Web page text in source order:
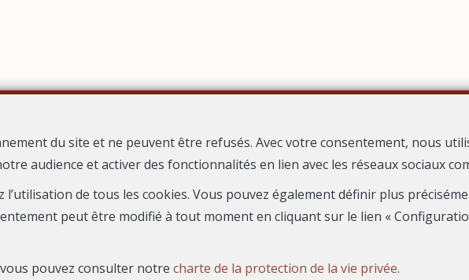
du site et ne peuvent être refusés. Avec votre consentement, nous
audience et activer des fonctionnalités en lien avec les réseaux sociaux
de tous les cookies. Vous pouvez également définir plus
peut être modifié à tout moment en cliquant sur le lien «
pouvez consulter notre charte de la protection de la vie privée.
REGARD 1626 Boulevard du President Salvador Allende
30000 Nimes
TEL.04 66 67 80 19 — agence@immoregard.com